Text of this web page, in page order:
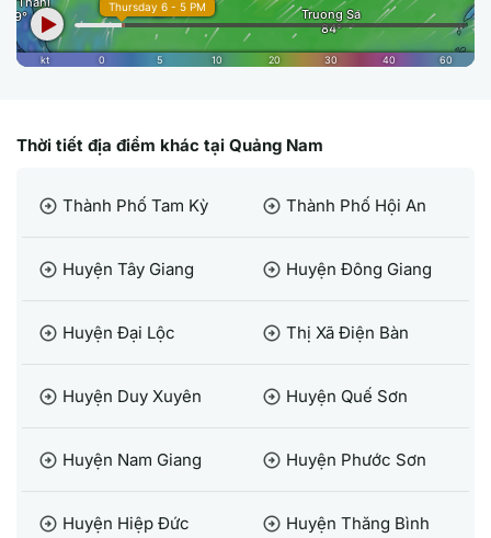
Thời tiết địa điểm khác tại Quảng Nam
arrow_circle_right Thành Phố Tam Kỳ arrow_circle_right Thành Phố Hội An
arrow_circle_right Huyện Tây Giang arrow_circle_right Huyện Đông Giang
arrow_circle_right Huyện Đại Lộc arrow_circle_right Thị Xã Điện Bàn
arrow_circle_right Huyện Duy Xuyên arrow_circle_right Huyện Quế Sơn
arrow_circle_right Huyện Nam Giang arrow_circle_right Huyện Phước Sơn
arrow_circle_right Huyện Hiệp Đức arrow_circle_right Huyện Thăng Bình